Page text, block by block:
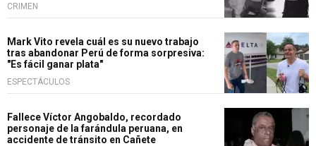
CRIMEN
Mark Vito revela cuál es su nuevo trabajo
tras abandonar Perú de forma sorpresiva:
"Es fácil ganar plata"
ESPECTÁCULOS
Fallece Víctor Angobaldo, recordado
personaje de la farándula peruana, en
accidente de tránsito en Cañete